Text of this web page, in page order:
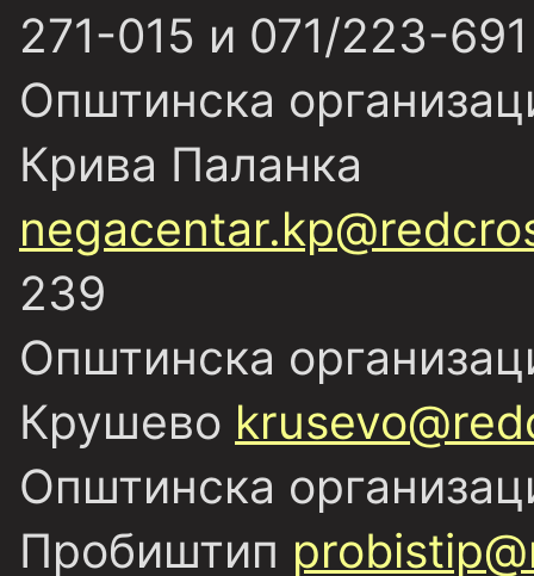
271-015 и 071/223-691
Општинска
Крива Паланка
239
Општинска
Крушево
Општинска
Пробиштип